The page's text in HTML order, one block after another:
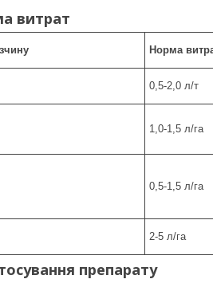
витрат
Норма
0,5-2,0 л/т
1,0-1,5 л/га
0,5-1,5 л/га
2-5 л/га
препарату